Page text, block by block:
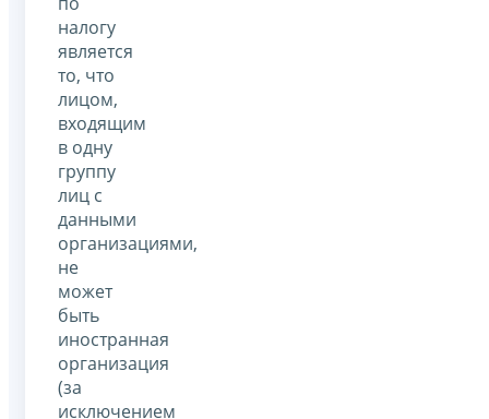
налогу
является
то, что
лицом,
входящим
в одну
группу
лиц с
данными
организациями,
не
может
быть
иностранная
организация
(за
исключением